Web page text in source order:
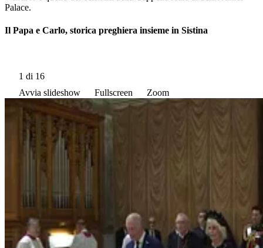
Palace.
Il Papa e Carlo, storica preghiera insieme in Sistina
1 di 16
Avvia slideshow
Fullscreen Zoom